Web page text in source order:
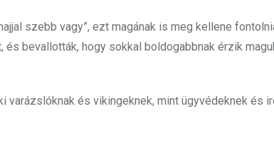
szebb vagy”, ezt magának is meg kellene
bevallották, hogy sokkal boldogabbnak érzik
varázslóknak és vikingeknek, mint ügyvédeknek és